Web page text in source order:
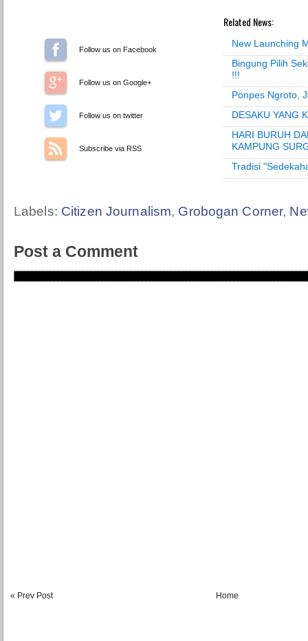
Follow us on Facebook
Follow us on Google+
Follow us on Twitter
Subscribe via RSS
Related News:
New Launching
Bingung Pilih
!!!
Ponpes Ngroto,
DESAKU YANG
HARI BURUH
KAMPUNG
Tradisi
Labels: Citizen Journalism, Grobogan Corner,
Post a Comment
« Prev Post Home